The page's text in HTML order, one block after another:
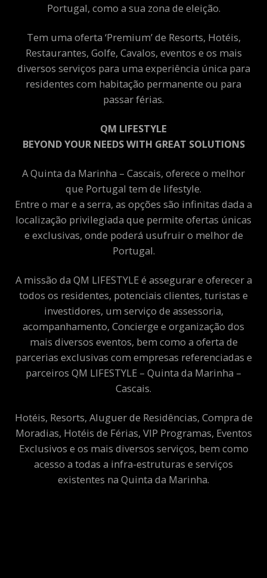
Portugal, como a sua zona de eleição.
Tem uma oferta ‘Premium’ de Resorts, Hotéis,
Restaurantes, Golfe, Cavalos, eventos e os mais
diversos serviços para uma experiência única para
residentes com habitação permanente ou para
passar férias.
QM LIFESTYLE
BEYOND YOUR NEEDS WITH GREAT SOLUTIONS
A Quinta da Marinha – Cascais, oferece o melhor
que Portugal tem de lifestyle.
Entre o mar e a serra, as opções são infinitas dada a
localização privilegiada que permite ofertas únicas
e exclusivas, onde poderá usufruir o melhor de
Portugal.
A missão da QM LIFESTYLE é assegurar e oferecer a
todos os residentes, potenciais clientes, turistas e
investidores, um serviço de assessoria,
acompanhamento, Concierge e organização dos
mais diversos eventos, bem como a oferta de
parcerias exclusivas com empresas referenciadas e
parceiros QM LIFESTYLE – Quinta da Marinha –
Cascais.
Hotéis, Resorts, Aluguer de Residências, Compra de
Moradias, Hotéis de Férias, VIP Programas, Eventos
Exclusivos e os mais diversos serviços, bem como
acesso a todas a infra-estruturas e serviços
existentes na Quinta da Marinha.